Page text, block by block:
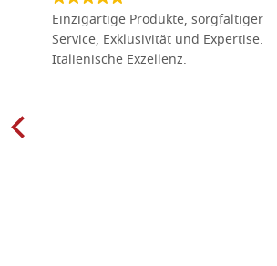
Einzigartige Produkte, sorgfältiger
Service, Exklusivität und Expertise.
Italienische Exzellenz.